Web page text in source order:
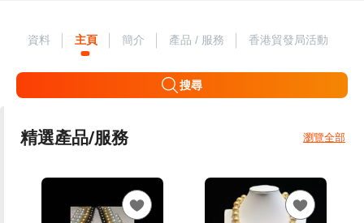
資料 主頁 簡介 產品 / 服務 香港貿發局活動
搜尋
精選產品/服務 瀏覽全部